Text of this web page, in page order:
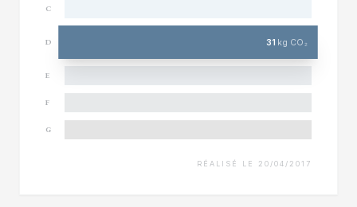
C
D 31 kg CO₂
E
F
G
RÉALISÉ LE 20/04/2017